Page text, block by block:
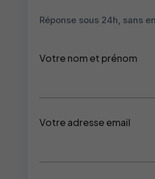
Réponse sous 24h, sans
Votre nom et prénom
Votre adresse email